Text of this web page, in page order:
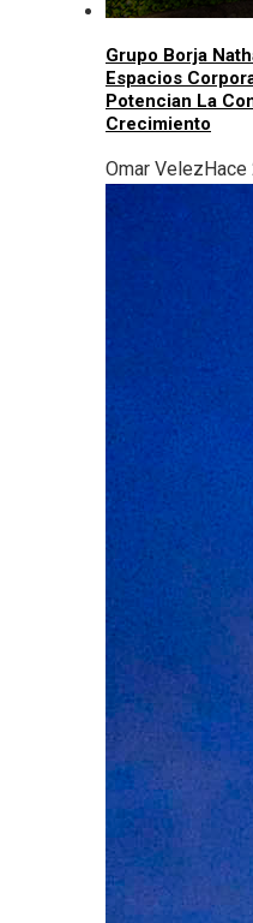
Grupo Borja
Espacios
Potencian La
Crecimiento
Omar VelezHace